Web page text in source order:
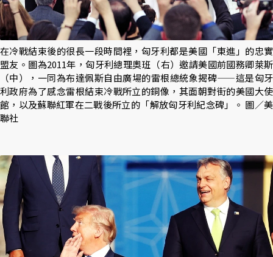
在冷戰結束後的很長一段時間裡，匈牙利都是美國「東進」的忠實
盟友。圖為2011年，匈牙利總理奧班（右）邀請美國前國務卿萊斯
（中），一同為布達佩斯自由廣場的雷根總統象揭碑——這是匈牙
利政府為了感念雷根結束冷戰所立的銅像，其面朝對街的美國大使
館，以及蘇聯紅軍在二戰後所立的「解放匈牙利紀念碑」。 圖／美
聯社